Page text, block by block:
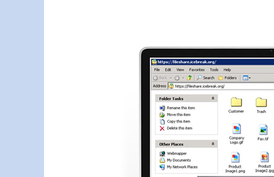
Webservice